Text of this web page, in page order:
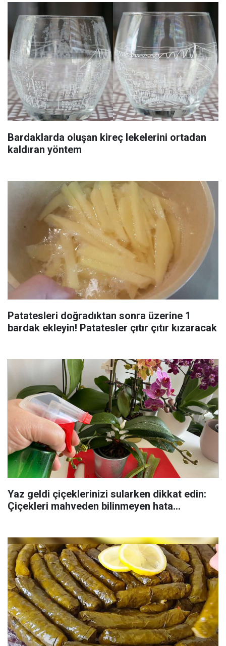
Bardaklarda oluşan kireç lekelerini ortadan
kaldıran yöntem
Patatesleri doğradıktan sonra üzerine 1
bardak ekleyin! Patatesler çıtır çıtır kızaracak
Yaz geldi çiçeklerinizi sularken dikkat edin:
Çiçekleri mahveden bilinmeyen hata...